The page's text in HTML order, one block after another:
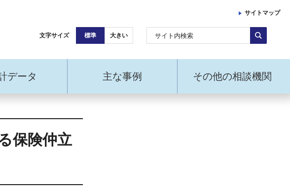
サイトマップ
文字サイズ 標準 大きい
データ 主な事例 その他の相談機関
保険仲立